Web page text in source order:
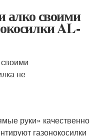
алко своими
AL-
руки» качественно
газонокосилки